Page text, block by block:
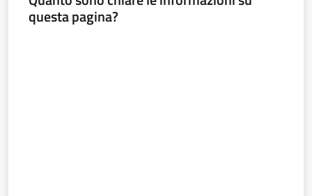
questa pagina?